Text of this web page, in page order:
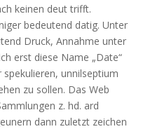
keinen deut trifft.
bedeutend datig. Unter
Druck, Annahme unter
erst diese Name „Date“
unnilseptium
zu sollen. Das Web
z. hd. ard
dann zuletzt zeichen